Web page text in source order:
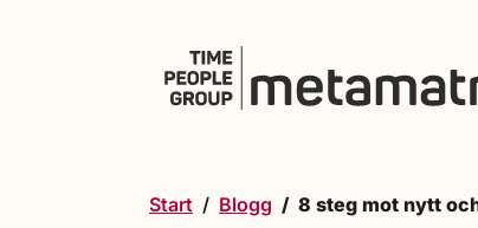
Start Blogg 8 steg mot nytt